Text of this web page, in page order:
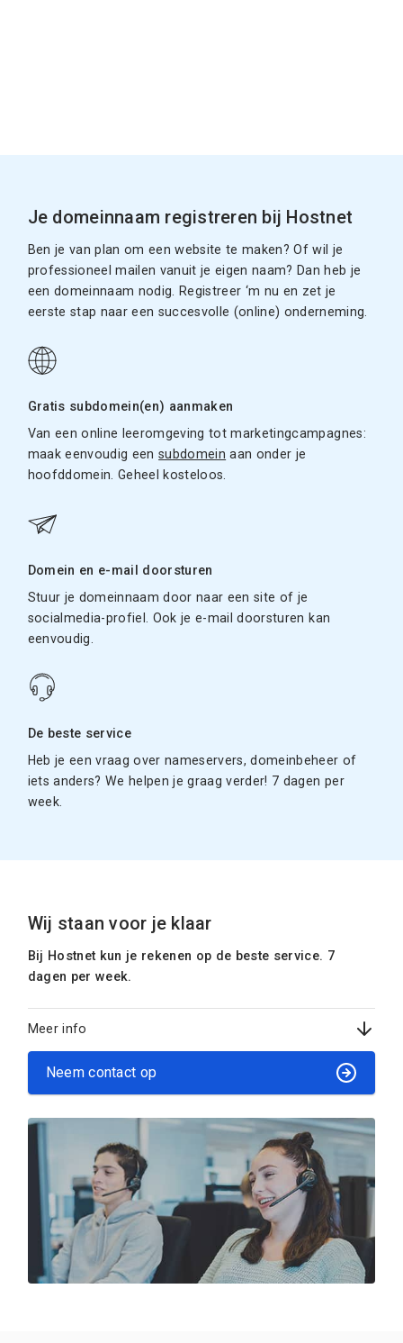
Je domeinnaam registreren bij Hostnet
Ben je van plan om een website te maken? Of wil je
professioneel mailen vanuit je eigen naam? Dan heb je
een domeinnaam nodig. Registreer ‘m nu en zet je
eerste stap naar een succesvolle (online) onderneming.
Gratis subdomein(en) aanmaken
Van een online leeromgeving tot marketingcampagnes:
maak eenvoudig eensubdomein aan onder je
hoofddomein. Geheel kosteloos.
Domein en e-mail doorsturen
Stuur je domeinnaam door naar een site of je
socialmedia-profiel. Ook je e-mail doorsturen kan
eenvoudig.
De beste service
Heb je een vraag over nameservers, domeinbeheer of
iets anders? We helpen je graag verder! 7 dagen per
week.
Wij staan voor je klaar
Bij Hostnet kun je rekenen op de beste service. 7
dagen per week.
Meer info
Neem contact op